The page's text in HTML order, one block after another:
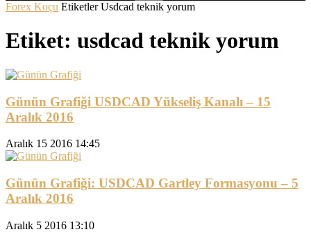
Forex Koçu Etiketler Usdcad teknik yorum
Etiket: usdcad teknik yorum
Günün Grafiği USDCAD Yükseliş Kanalı – 15
Aralık 2016
Aralık 15 2016 14:45
Günün Grafiği: USDCAD Gartley Formasyonu – 5
Aralık 2016
Aralık 5 2016 13:10